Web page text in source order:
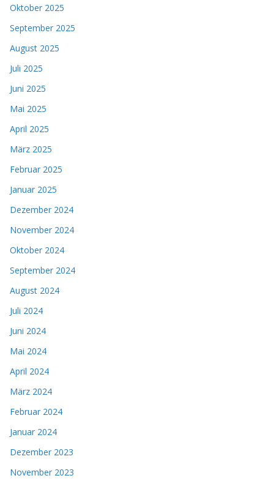
Oktober 2025
September 2025
August 2025
Juli 2025
Juni 2025
Mai 2025
April 2025
März 2025
Februar 2025
Januar 2025
Dezember 2024
November 2024
Oktober 2024
September 2024
August 2024
Juli 2024
Juni 2024
Mai 2024
April 2024
März 2024
Februar 2024
Januar 2024
Dezember 2023
November 2023